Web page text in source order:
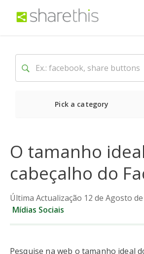
Pick a category
O tamanho
cabeçalho do
Última Actualização 12 de Agosto
Mídias Sociais
Pesquise na web o tamanho ideal